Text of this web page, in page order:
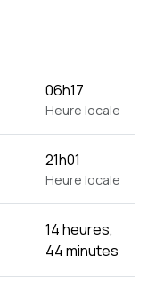
06h17
Heure locale
21h01
Heure locale
14 heures,
44 minutes